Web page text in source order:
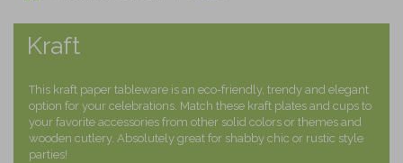
Kraft
This kraft paper tableware is an eco-friendly, trendy and elegant
option for your celebrations. Match these kraft plates and cups to
your favorite accessories from other solid colors or themes and
wooden cutlery. Absolutely great for shabby chic or rustic style
parties!